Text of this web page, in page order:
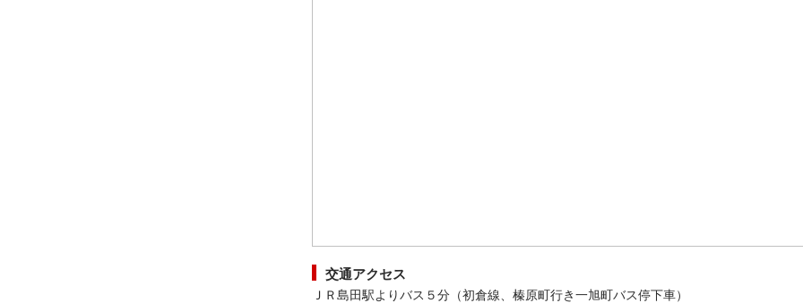
交通アクセス
ＪＲ島田駅よりバス５分（初倉線、榛原町行き一旭町バス停下車）